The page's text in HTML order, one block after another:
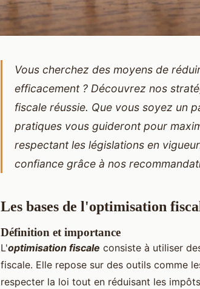
Vous cherchez des moyens de
efficacement ? Découvrez nos
fiscale réussie. Que vous soyez un
pratiques vous guideront pour
respectant les législations en
confiance grâce à nos
Les bases de l'optimisation
Définition et importance
L'optimisation fiscale consiste à utiliser
fiscale. Elle repose sur des outils comme
respecter la loi tout en réduisant les